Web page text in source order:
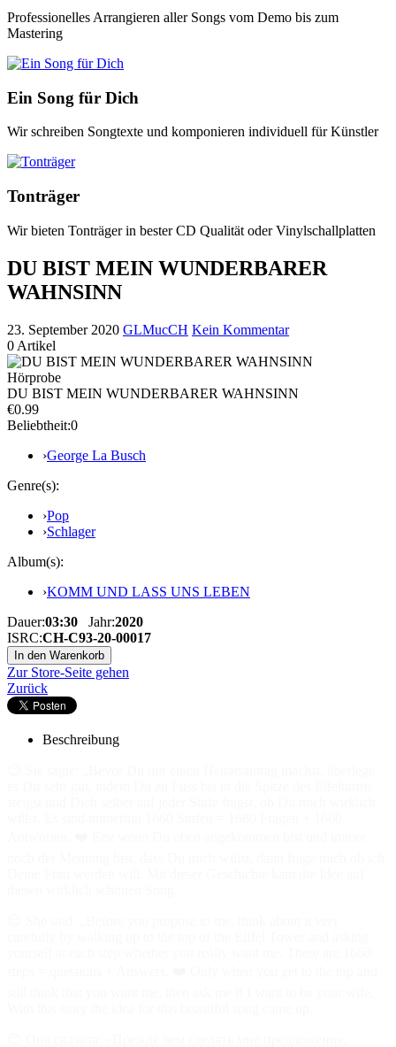
Professionelles Arrangieren aller Songs vom Demo bis zum
Mastering
Ein Song für Dich
Wir schreiben Songtexte und komponieren individuell für Künstler
Tonträger
Wir bieten Tonträger in bester CD Qualität oder Vinylschallplatten
DU BIST MEIN WUNDERBARER
WAHNSINN
23. September 2020 GLMucCH Kein Kommentar
0 Artikel
Hörprobe
DU BIST MEIN WUNDERBARER WAHNSINN
€0.99
Beliebtheit:0
›George La Busch
Genre(s):
›Pop
›Schlager
Album(s):
›KOMM UND LASS UNS LEBEN
Dauer:03:30 Jahr:2020
ISRC:CH-C93-20-00017
Zur Store-Seite gehen
Zurück
Beschreibung